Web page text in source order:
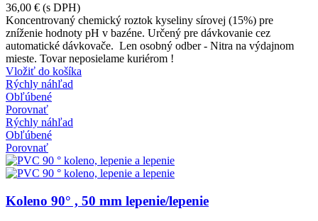
36,00 € (s DPH)
Koncentrovaný chemický roztok kyseliny sírovej (15%) pre
zníženie hodnoty pH v bazéne. Určený pre dávkovanie cez
automatické dávkovače. Len osobný odber - Nitra na výdajnom
mieste. Tovar neposielame kuriérom !
Vložiť do košíka
Rýchly náhľad
Obľúbené
Porovnať
Rýchly náhľad
Obľúbené
Porovnať
Koleno 90° , 50 mm lepenie/lepenie